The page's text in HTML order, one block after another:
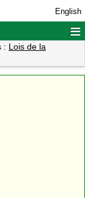
English
≡
: Lois de la